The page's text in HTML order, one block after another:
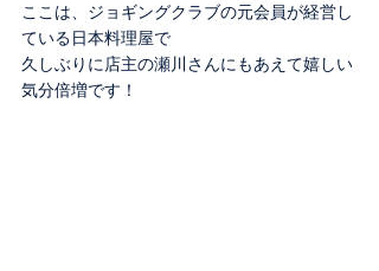
ここは、ジョギングクラブの元会員が経営し
ている日本料理屋で
久しぶりに店主の瀬川さんにもあえて嬉しい
気分倍増です！